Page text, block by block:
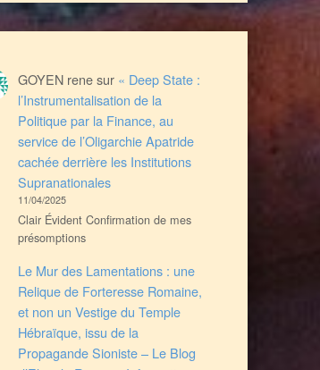
GOYEN renesur « Deep State :
l’Instrumentalisation de la
Politique par la Finance, au
service de l’Oligarchie Apatride
cachée derrière les Institutions
Supranationales
11/04/2025
Clair Évident Confirmation de mes
présomptions
Le Mur des Lamentations : une
Relique de Forteresse Romaine,
et non un Vestige du Temple
Hébraïque, issu de la
Propagande Sioniste – Le Blog